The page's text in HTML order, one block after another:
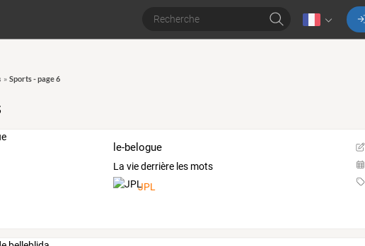
» Sports - page 6
le-belogue
La vie derrière les mots
JPL